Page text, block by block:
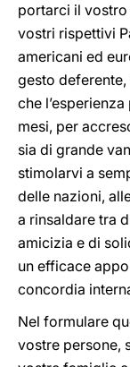
portarci il vostro
vostri rispettivi
americani ed
gesto
che
mesi, per
sia di grande
stimolarvi a
delle nazioni,
a rinsaldare tra
amicizia e di
un efficace
concordia
Nel formulare
vostre persone,